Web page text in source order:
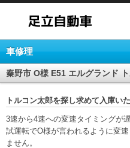
車修理
秦野市 O様 E51 エルグランド
トルコン太郎を探し求めて入庫い
3速から4速への変速タイミングが
試運転でO様が言われるように変
ません。